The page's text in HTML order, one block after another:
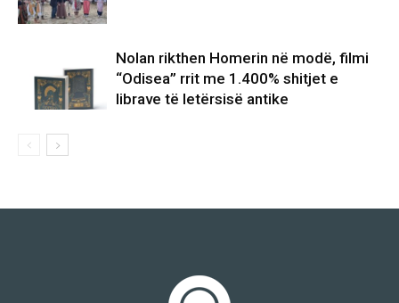
Nolan rikthen Homerin në modë, filmi
“Odisea” rrit me 1.400% shitjet e
librave të letërsisë antike